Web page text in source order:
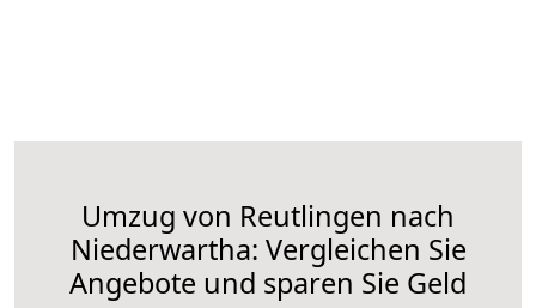
Umzug von Reutlingen nach
Niederwartha: Vergleichen Sie
Angebote und sparen Sie Geld